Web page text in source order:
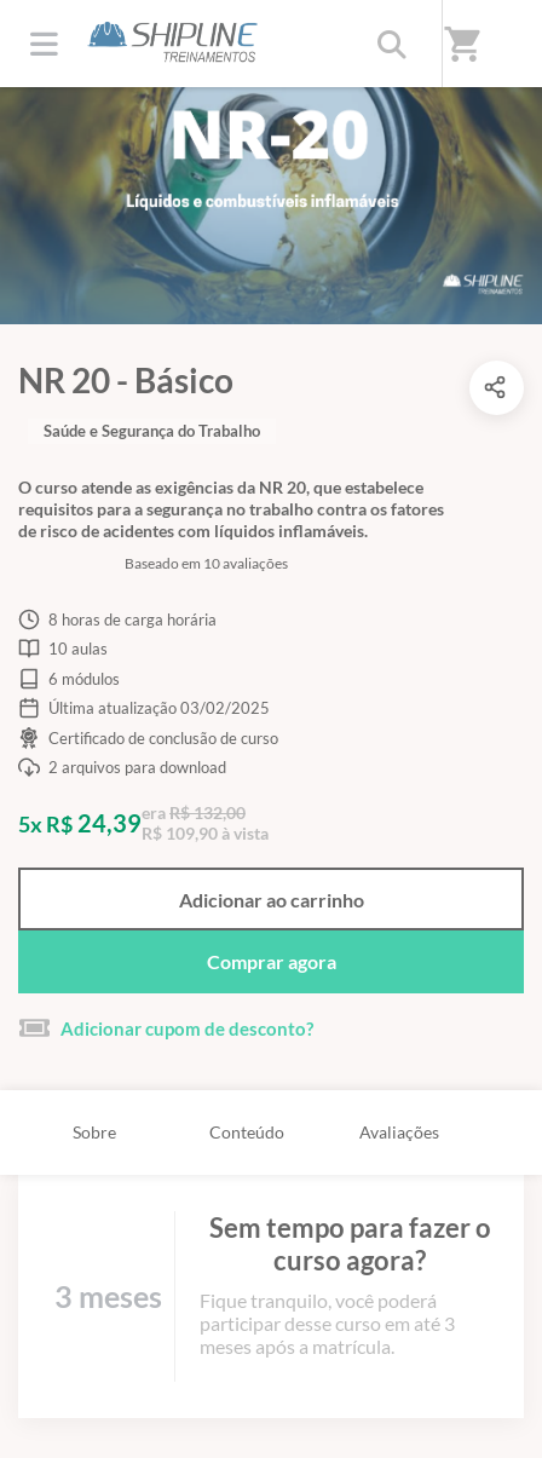
shopping_cart
NR 20 - Básico
O curso atende as exigências da NR 20, que estabelece
requisitos para a segurança no trabalho contra os fatores
de risco de acidentes com líquidos inflamáveis.
Baseado em 10 avaliações
Saúde e Segurança do Trabalho
8 horas de carga horária
10 aulas
6 módulos
Última atualização 03/02/2025
Certificado de conclusão de curso
2 arquivos para download
5x R$ 24,39eraR$ 132,00
R$ 109,90 à vista
Adicionar ao carrinho
Comprar agora
Adicionar cupom de desconto?
Sobre Conteúdo Avaliações
3 meses
Sem tempo para fazer o
curso agora?
Fique tranquilo, você poderá
participar desse curso em até 3
meses após a matrícula.